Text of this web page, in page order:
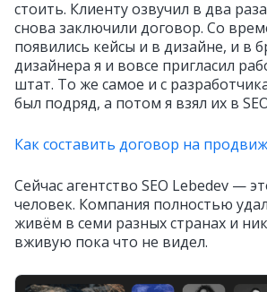
стоить. Клиенту озвучил в два
снова заключили договор. Со
появились кейсы и в дизайне, и в
дизайнера я и вовсе пригласил
штат. То же самое и с
был подряд, а потом я взял их в
Как составить договор на
Сейчас агентство SEO Lebedev —
человек. Компания полностью
живём в семи разных странах и
вживую пока что не видел.